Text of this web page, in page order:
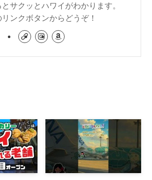
サクッとハワイがわかります。
ンクボタンからどうぞ！